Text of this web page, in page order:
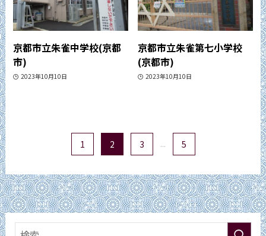
京都市立朱雀中学校(京都
市)
2023年10月10日
京都市立朱雀第七小学校
(京都市)
2023年10月10日
1 2 3 ... 5